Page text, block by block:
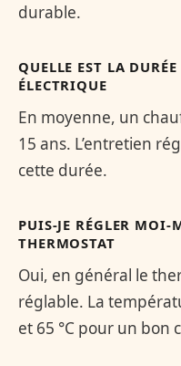
durable.
QUELLE EST LA
ÉLECTRIQUE
En moyenne, un
15 ans. L’entretien
cette durée.
PUIS-JE RÉGLER MOI-
THERMOSTAT
Oui, en général le
réglable. La
et 65 °C pour un bon